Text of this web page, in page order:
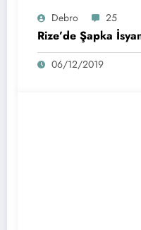
Debro 25
Rize’de Şapka
06/12/2019